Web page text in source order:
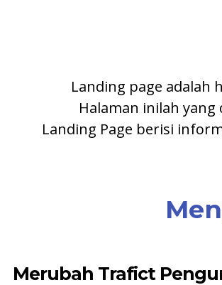
Landing page adalah
Halaman inilah
Landing Page berisi
Merubah Trafict